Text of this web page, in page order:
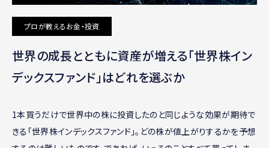
プロが教えるお金・投資
世界の成長とともに資産が増える「世界株イン
デックスファンド」はどれを選ぶか
1本買うだけで世界中の株に投資したのと同じような効果が期待で
きる「世界株インデックスファンド」。どの株が値上がりするかを予想